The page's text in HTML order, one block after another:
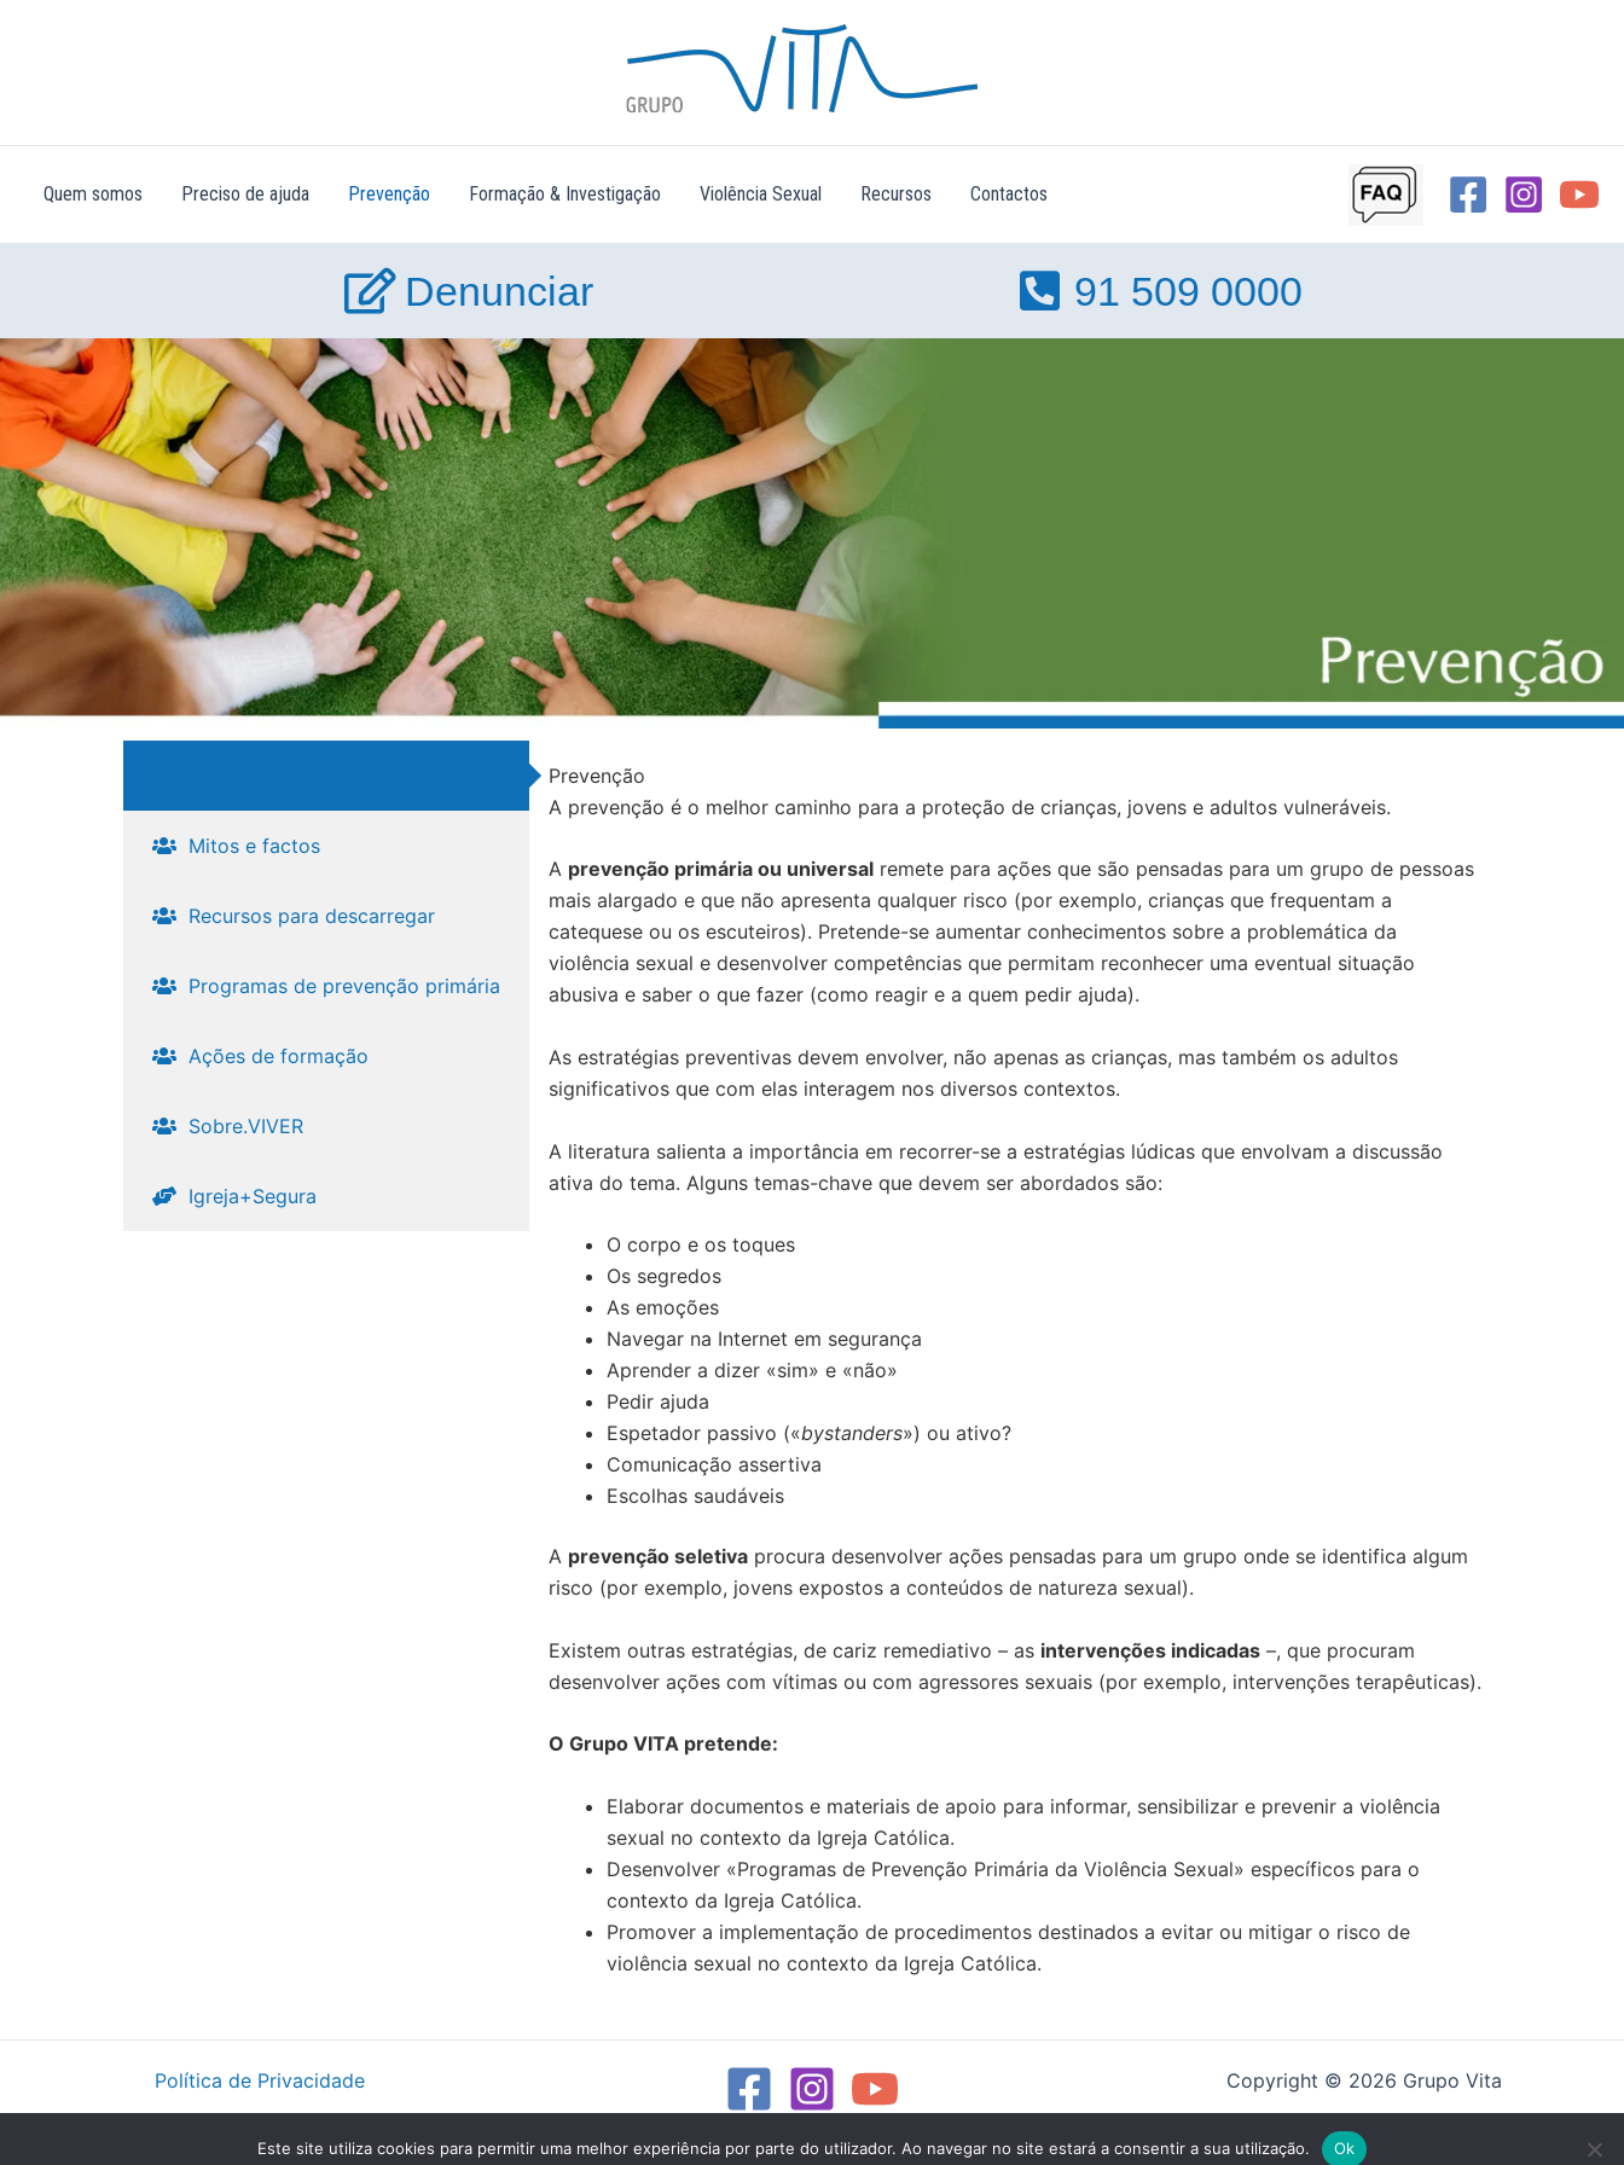
Quem somos Preciso de ajuda Prevenção Formação & Investigação Violência Sexual Recursos Contactos
Denunciar 91 509 0000
Mitos e factos
Recursos para descarregar
Programas de prevenção primária​
Ações de formação
Sobre.VIVER
Igreja+Segura
Prevenção
A prevenção é o melhor caminho para a proteção de crianças, jovens e adultos vulneráveis.
A prevenção primária ou universal remete para ações que são pensadas para um grupo de pessoas
mais alargado e que não apresenta qualquer risco (por exemplo, crianças que frequentam a
catequese ou os escuteiros). Pretende-se aumentar conhecimentos sobre a problemática da
violência sexual e desenvolver competências que permitam reconhecer uma eventual situação
abusiva e saber o que fazer (como reagir e a quem pedir ajuda).
As estratégias preventivas devem envolver, não apenas as crianças, mas também os adultos
significativos que com elas interagem nos diversos contextos.
A literatura salienta a importância em recorrer-se a estratégias lúdicas que envolvam a discussão
ativa do tema. Alguns temas-chave que devem ser abordados são:
O corpo e os toques
Os segredos
As emoções
Navegar na Internet em segurança
Aprender a dizer «sim» e «não»
Pedir ajuda
Espetador passivo («bystanders») ou ativo?
Comunicação assertiva
Escolhas saudáveis
A prevenção seletiva procura desenvolver ações pensadas para um grupo onde se identifica algum
risco (por exemplo, jovens expostos a conteúdos de natureza sexual).
Existem outras estratégias, de cariz remediativo – as intervenções indicadas –, que procuram
desenvolver ações com vítimas ou com agressores sexuais (por exemplo, intervenções terapêuticas).
O Grupo VITA pretende:
Elaborar documentos e materiais de apoio para informar, sensibilizar e prevenir a violência
sexual no contexto da Igreja Católica.
Desenvolver «Programas de Prevenção Primária da Violência Sexual» específicos para o
contexto da Igreja Católica.
Promover a implementação de procedimentos destinados a evitar ou mitigar o risco de
violência sexual no contexto da Igreja Católica.
Política de Privacidade Copyright © 2026 Grupo Vita
Este site utiliza cookies para permitir uma melhor experiência por parte do utilizador. Ao navegar no site estará a consentir a sua utilização. Ok